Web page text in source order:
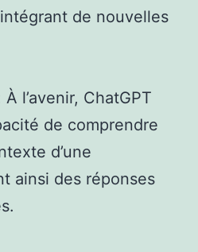
de nouvelles
l’avenir, ChatGPT
de comprendre
d’une
ainsi des réponses